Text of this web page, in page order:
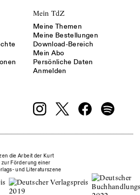
Mein TdZ
Meine Themen
Meine Bestellungen
Download-Bereich
Mein Abo
Persönliche Daten
Anmelden
die Arbeit der Kurt
zur Förderung einer
und Literaturszene